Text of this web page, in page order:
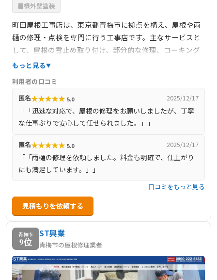
屋根外壁塗装
町田屋根工事店は、東京都青梅市に拠点を構え、屋根や雨
樋の修理・点検を専門に行う工事店です。主なサービスと
して、屋根の雪止め取り付け、部分的な修理、コーキング
修理、雨樋修理、棟板金の交換など、多岐にわたる屋根関
し替えが1100円から66000円、コーキング修理が1100円か
ら66000円、雨樋修理が2200円から55000円、棟板金の交換
が16500円からとなっています。年中無休で営業しており、
受付時間は6:00から23:00までと、幅広い時間帯で対応して
もっと見る
利用者の口コミ
匿名★★★★★ 5.0 2025/12/17
「「迅速な対応で、屋根の修理をお願いしましたが、丁寧
な仕事ぶりで安心して任せられました。」」
匿名★★★★★ 5.0 2025/12/17
「「雨樋の修理を依頼しました。料金も明確で、仕上がり
にも満足しています。」」
口コミをもっと見る
見積もりを依頼する
青梅市
9位
ST興業
青梅市の屋根修理業者